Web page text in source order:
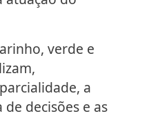
verde e
a
decisões e as